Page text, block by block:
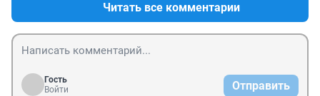
Читать все комментарии
Гость
Войти
Отправить